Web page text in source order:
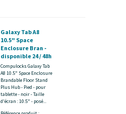
Galaxy Tab A8
10.5" Space
Enclosure Bran -
disponible 24 / 48h
Compulocks Galaxy Tab
A8 10.5" Space Enclosure
Brandable Floor Stand
Plus Hub - Pied - pour
tablette - noir - Taille
d'écran : 10.5" - posé...